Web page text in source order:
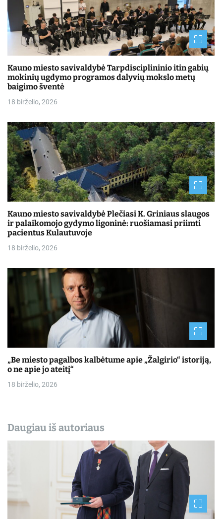
Kauno miesto savivaldybė Tarpdisciplininio itin gabių
mokinių ugdymo programos dalyvių mokslo metų
baigimo šventė
18 birželio, 2026
Kauno miesto savivaldybė Plečiasi K. Griniaus slaugos
ir palaikomojo gydymo ligoninė: ruošiamasi priimti
pacientus Kulautuvoje
18 birželio, 2026
„Be miesto pagalbos kalbėtume apie „Žalgirio“ istoriją,
o ne apie jo ateitį“
18 birželio, 2026
Daugiau iš autoriaus